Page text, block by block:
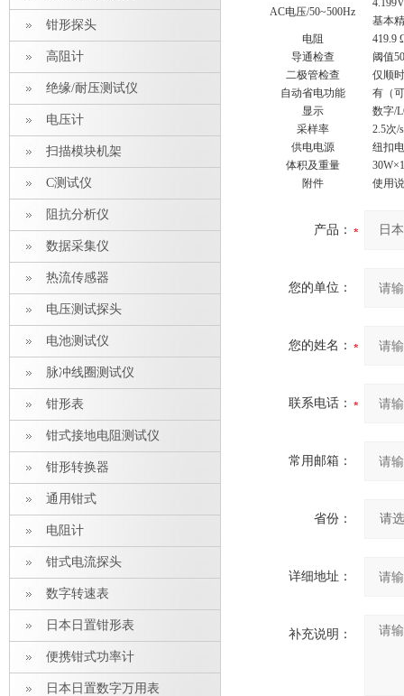
钳形探头
高阻计
绝缘/耐压测试仪
电压计
扫描模块机架
C测试仪
阻抗分析仪
数据采集仪
热流传感器
电压测试探头
电池测试仪
脉冲线圈测试仪
钳形表
钳式接地电阻测试仪
钳形转换器
通用钳式
电阻计
钳式电流探头
数字转速表
日本日置钳形表
便携钳式功率计
日本日置数字万用表
AC电压/50~500Hz
基本
电阻
419.9
导通检查
阈值
二极管检查
仅顺
自动省电功能
有（
显示
数字/
采样率
2.5次/s
供电电源
纽扣
体积及重量
附件
使用
产品：
您的单位：
您的姓名：
联系电话：
常用邮箱：
省份：
详细地址：
补充说明：